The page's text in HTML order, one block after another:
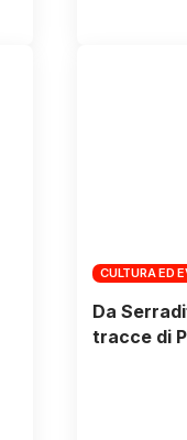
CULTURA ED
Da
tracce di